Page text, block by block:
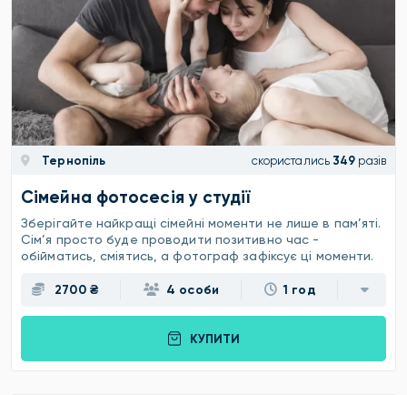
Тернопіль скористались 349 разів
Сімейна фотосесія у студії
Зберігайте найкращі сімейні моменти не лише в пам’яті.
Сім’я просто буде проводити позитивно час -
обійматись, сміятись, а фотограф зафіксує ці моменти.
2700 ₴ 4 особи 1 год
КУПИТИ